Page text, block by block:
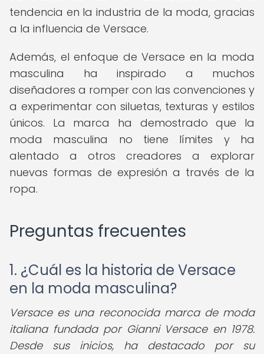
tendencia en la industria de la moda, gracias
a la influencia de Versace.
Además, el enfoque de Versace en la moda
masculina ha inspirado a muchos
diseñadores a romper con las convenciones y
a experimentar con siluetas, texturas y estilos
únicos. La marca ha demostrado que la
moda masculina no tiene límites y ha
alentado a otros creadores a explorar
nuevas formas de expresión a través de la
ropa.
Preguntas frecuentes
1. ¿Cuál es la historia de Versace
en la moda masculina?
Versace es una reconocida marca de moda
italiana fundada por Gianni Versace en 1978.
Desde sus inicios, ha destacado por su